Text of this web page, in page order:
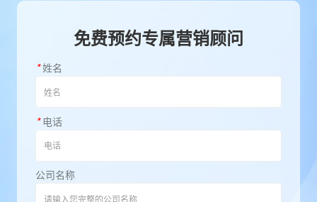
免费预约专属营销顾问
*姓名
*电话
公司名称